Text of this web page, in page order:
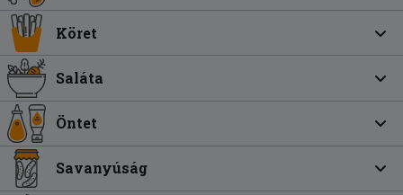
Köret
Saláta
Öntet
Savanyúság